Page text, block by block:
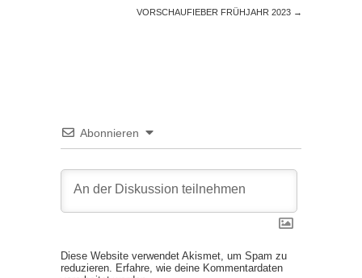
VORSCHAUFIEBER FRÜHJAHR 2023 →
Abonnieren
Diese Website verwendet Akismet, um Spam zu
reduzieren.
Erfahre, wie deine Kommentardaten